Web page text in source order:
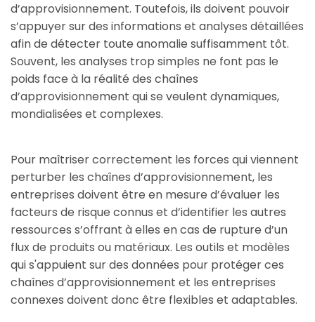
d’approvisionnement. Toutefois, ils doivent pouvoir
s’appuyer sur des informations et analyses détaillées
afin de détecter toute anomalie suffisamment tôt.
Souvent, les analyses trop simples ne font pas le
poids face à la réalité des chaînes
d’approvisionnement qui se veulent dynamiques,
mondialisées et complexes.
Pour maîtriser correctement les forces qui viennent
perturber les chaînes d’approvisionnement, les
entreprises doivent être en mesure d’évaluer les
facteurs de risque connus et d’identifier les autres
ressources s’offrant à elles en cas de rupture d’un
flux de produits ou matériaux. Les outils et modèles
qui s'appuient sur des données pour protéger ces
chaînes d’approvisionnement et les entreprises
connexes doivent donc être flexibles et adaptables.